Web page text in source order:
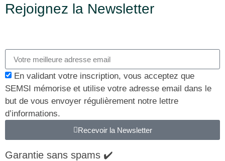
Rejoignez la Newsletter
En validant votre inscription, vous acceptez que
SEMSI mémorise et utilise votre adresse email dans le
but de vous envoyer régulièrement notre lettre
d’informations.
Recevoir la Newsletter
Garantie sans spams ✔️